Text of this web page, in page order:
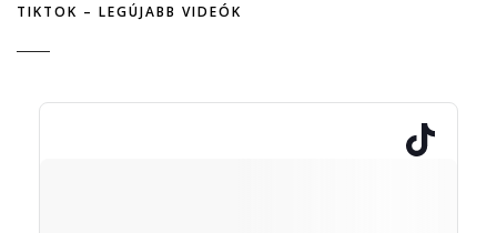
TIKTOK – LEGÚJABB VIDEÓK